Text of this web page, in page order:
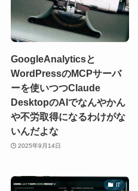
GoogleAnalyticsと
WordPressのMCPサーバ
ーを使いつつClaude
DesktopのAIでなんやかん
や不労取得になるわけがな
いんだよな
2025年9月14日
IT